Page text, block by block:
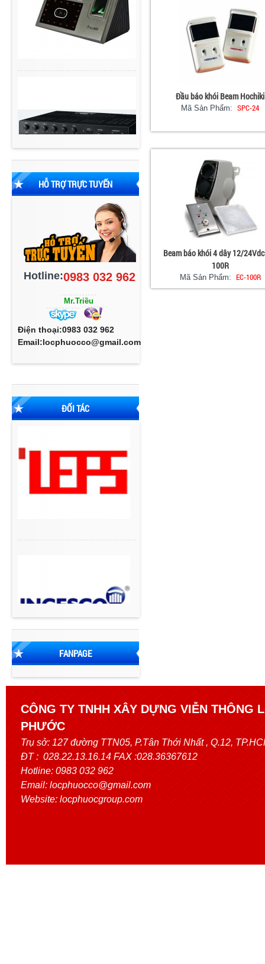
HỖ TRỢ TRỰC TUYẾN
Hotline:0983 032 962
Mr.Triều
Điện thoại:0983 032 962
Email:locphuocco@gmail.com
ĐỐI TÁC
FANPAGE
Đầu báo khói Beam Hochiki
Mã Sản Phẩm: SPC-24
Beam báo khói 4 dây 12/24Vdc
100R
Mã Sản Phẩm: EC-100R
CÔNG TY TNHH XÂY DỰNG VIỄN THÔNG
PHƯỚC
Trụ sở: 127 đường TTN05, P.Tân Thới Nhất, Q.12,
ĐT : 028.22.13.16.14 FAX :028.36367612
Hotline: 0983 032 962
Email: locphuocco@gmail.com
Website: locphuocgroup.com